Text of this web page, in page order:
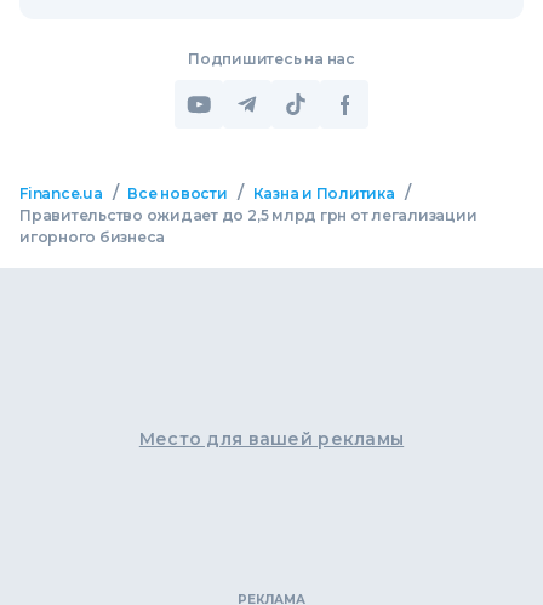
Подпишитесь на нас
Finance.ua / Все новости / Казна и Политика /
Правительство ожидает до 2,5 млрд грн от легализации
игорного бизнеса
Место для вашей рекламы